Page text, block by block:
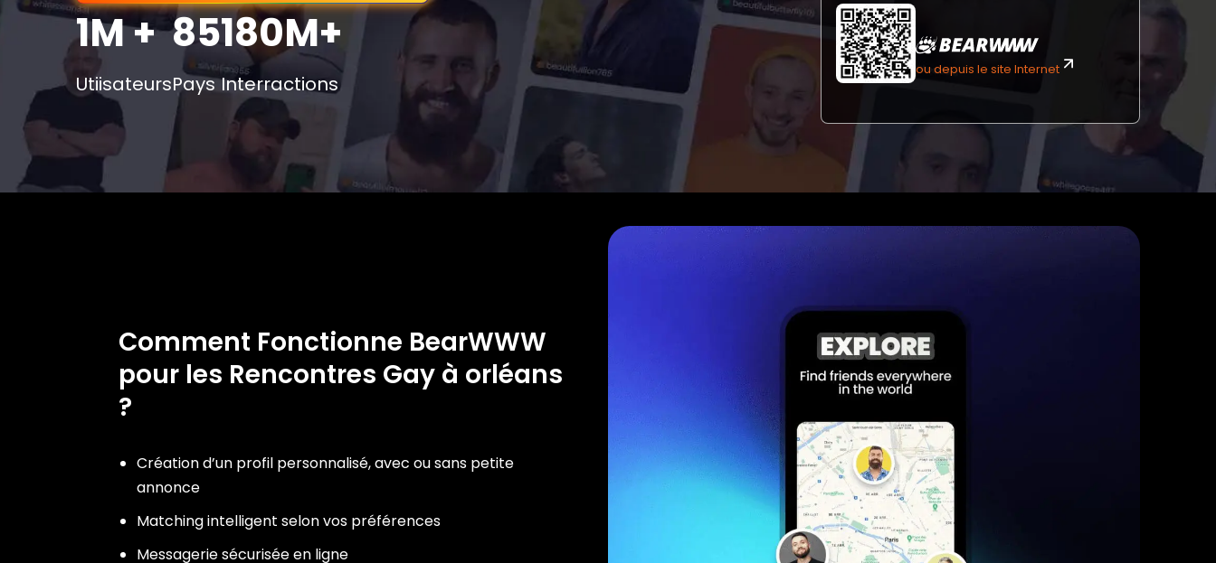
1M +
Utiisateurs
85
Pays
180M+
Interractions
ou depuis le site Internet
Comment Fonctionne BearWWW
pour les Rencontres Gay à orléans
?
Création d’un profil personnalisé, avec ou sans petite
annonce
Matching intelligent selon vos préférences
Messagerie sécurisée en ligne